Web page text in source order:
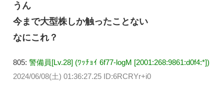
うん
今まで大型株しか触ったことない
なにこれ？
805: 警備員[Lv.28] (ﾜｯﾁｮｲ 6f77-logM [2001:268:9861:d0f4:*])
2024/06/08(土) 01:36:27.25 ID:6RCRYr+i0